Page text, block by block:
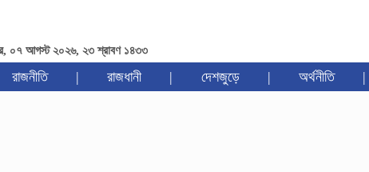
০৭ আগস্ট ২০২৬, ২৩ শ্রাবণ ১৪৩৩
রাজনীতি | রাজধানী | দেশজুড়ে | অর্থনীতি |